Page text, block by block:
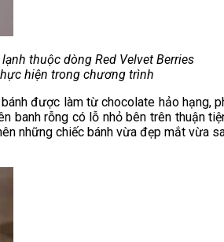
thuộc dòng Red Velvet Berries
hiện trong chương trình
được làm từ chocolate hảo hạng,
rỗng có lỗ nhỏ bên trên thuận
những chiếc bánh vừa đẹp mắt vừa